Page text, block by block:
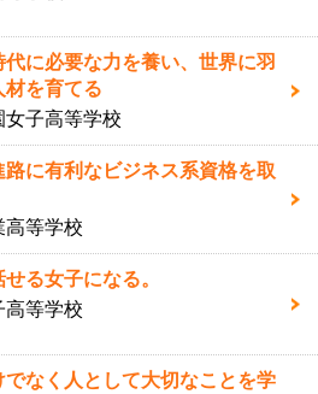
代に必要な力を養い、世界に羽
材を育てる
女子高等学校
路に有利なビジネス系資格を取
高等学校
る女子になる。
高等学校
でなく人として大切なことを学